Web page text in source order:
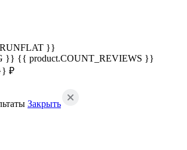
}}
}} {{ product.COUNT_REVIEWS }}
₽
Закрыть